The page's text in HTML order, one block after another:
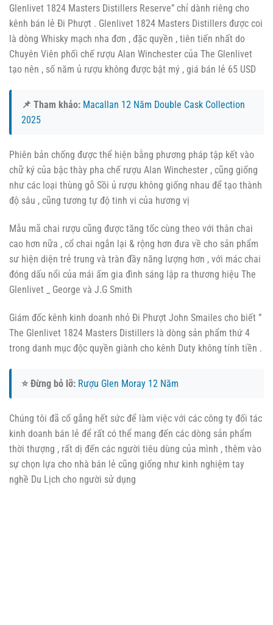
Glenlivet 1824 Masters Distillers Reserve” chỉ dành riêng cho
kênh bán lẻ Đi Phượt . Glenlivet 1824 Masters Distillers được coi
là dòng Whisky mạch nha đơn , đặc quyền , tiên tiến nhất do
Chuyên Viên phối chế rượu Alan Winchester của The Glenlivet
tạo nên , số năm ủ rượu không được bật mý , giá bán lẻ 65 USD
📌 Tham khảo: Macallan 12 Năm Double Cask Collection
2025
Phiên bản chống được thể hiện bằng phương pháp tập kết vào
chữ ký của bậc thày pha chế rượu Alan Winchester , cũng giống
như các loại thùng gỗ Sồi ủ rượu không giống nhau để tạo thành
độ sâu , cũng tương tự độ tinh vi của hương vị
Mẫu mã chai rượu cũng được tăng tốc cùng theo với thân chai
cao hơn nữa , cổ chai ngắn lại & rộng hơn đưa về cho sản phẩm
sư hiện diện trẻ trung và tràn đầy năng lượng hơn , với mác chai
đóng dấu nổi của mái ấm gia đình sáng lập ra thương hiệu The
Glenlivet _ George và J.G Smith
Giám đốc kênh kinh doanh nhỏ Đi Phượt John Smailes cho biết ”
The Glenlivet 1824 Masters Distillers là dòng sản phẩm thứ 4
trong danh mục độc quyền giành cho kênh Duty không tính tiền .
⭐ Đừng bỏ lỡ: Rượu Glen Moray 12 Năm
Chúng tôi đã cố gắng hết sức để làm việc với các công ty đối tác
kinh doanh bán lẻ để rất có thể mang đến các dòng sản phẩm
thời thượng , rất dị đến các người tiêu dùng của mình , thêm vào
sự chọn lựa cho nhà bán lẻ cũng giống như kinh nghiệm tay
nghề Du Lịch cho người sử dụng